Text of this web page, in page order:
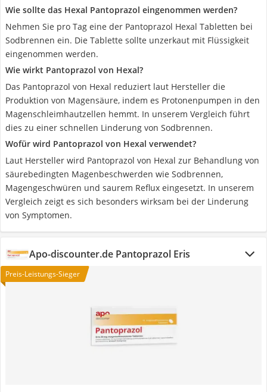
Wie sollte das Hexal Pantoprazol eingenommen werden?
Nehmen Sie pro Tag eine der Pantoprazol Hexal Tabletten bei
Sodbrennen ein. Die Tablette sollte unzerkaut mit Flüssigkeit
eingenommen werden.
Wie wirkt Pantoprazol von Hexal?
Das Pantoprazol von Hexal reduziert laut Hersteller die
Produktion von Magensäure, indem es Protonenpumpen in den
Magenschleimhautzellen hemmt. In unserem Vergleich führt
dies zu einer schnellen Linderung von Sodbrennen.
Wofür wird Pantoprazol von Hexal verwendet?
Laut Hersteller wird Pantoprazol von Hexal zur Behandlung von
säurebedingten Magenbeschwerden wie Sodbrennen,
Magengeschwüren und saurem Reflux eingesetzt. In unserem
Vergleich zeigt es sich besonders wirksam bei der Linderung
von Symptomen.
Apo-discounter.de Pantoprazol Eris
Preis-Leistungs-Sieger